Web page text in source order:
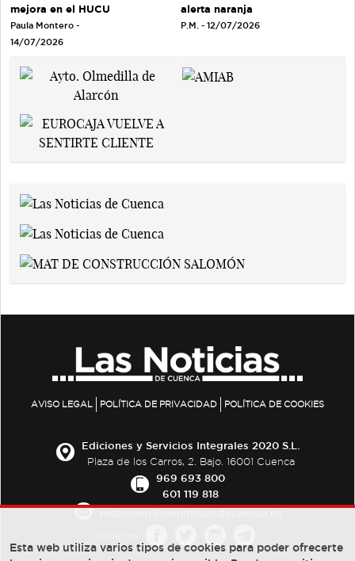
mejora en el HUCU
Paula Montero -
14/07/2026
alerta naranja
P.M. - 12/07/2026
AVISO LEGAL POLÍTICA DE PRIVACIDAD POLÍTICA DE COOKIES
Ediciones y Servicios Integrales 2020 S.L.
Plaza de los Carros, 2. Bajo. 16001 Cuenca
969 693 800
601 119 818
Esta web utiliza varios tipos de cookies para poder ofrecerte